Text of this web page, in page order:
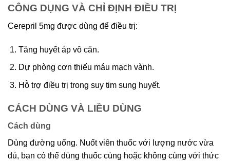
CÔNG DỤNG VÀ CHỈ ĐỊNH ĐIỀU TRỊ
Cerepril 5mg được dùng để điều trị:
Tăng huyết áp vô căn.
Dự phòng cơn thiếu máu mạch vành.
Hỗ trợ điều trị trong suy tim sung huyết.
CÁCH DÙNG VÀ LIỀU DÙNG
Cách dùng
Dùng đường uống. Nuốt viên thuốc với lượng nước vừa
đủ, bạn có thể dùng thuốc cùng hoặc không cùng với thức